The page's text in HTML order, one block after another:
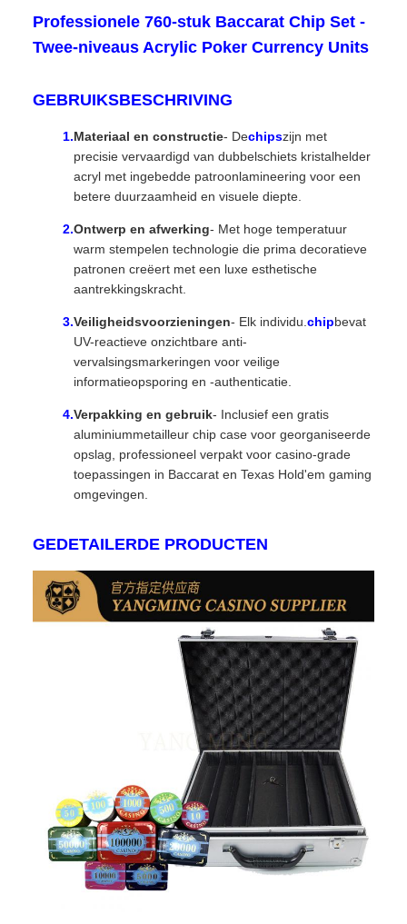
Professionele 760-stuk Baccarat Chip Set -
Twee-niveaus Acrylic Poker Currency Units
GEBRUIKSBESCHRIVING
Materiaal en constructie- Dechipszijn met
precisie vervaardigd van dubbelschiets kristalhelder
acryl met ingebedde patroonlamineering voor een
betere duurzaamheid en visuele diepte.
Ontwerp en afwerking- Met hoge temperatuur
warm stempelen technologie die prima decoratieve
patronen creëert met een luxe esthetische
aantrekkingskracht.
Veiligheidsvoorzieningen- Elk individu. chipbevat
UV-reactieve onzichtbare anti-
vervalsingsmarkeringen voor veilige
informatieopsporing en -authenticatie.
Verpakking en gebruik- Inclusief een gratis
aluminiummetailleur chip case voor georganiseerde
opslag, professioneel verpakt voor casino-grade
toepassingen in Baccarat en Texas Hold'em gaming
omgevingen.
GEDETAILERDE PRODUCTEN